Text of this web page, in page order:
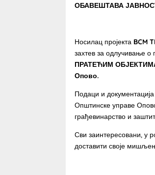
ОБАВЕШТАВА
Носилац пројекта BCM
захтев за одлучивање о
ПРАТЕЋИМ ОБЈЕКТИМА
Опово.
Подаци и
Општинске управе
грађевинарство и
Сви заинтересовани, у
доставити своје